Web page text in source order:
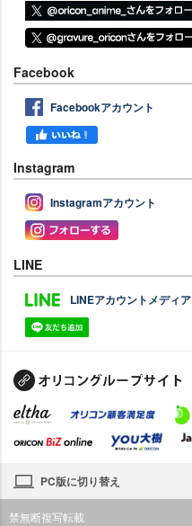
Facebook
Facebookアカウント
Instagram
Instagramアカウント
LINE
LINEアカウントメディア
PC版に切り替え
禁無断複写転載